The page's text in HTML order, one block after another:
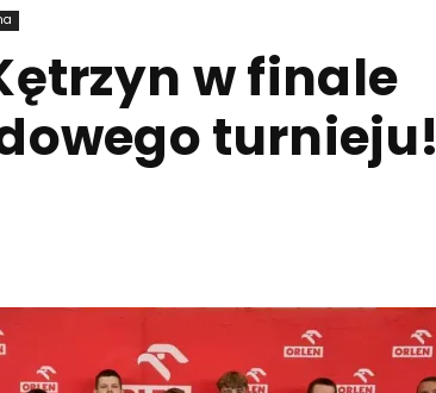
wersja
w finale
turnieju!